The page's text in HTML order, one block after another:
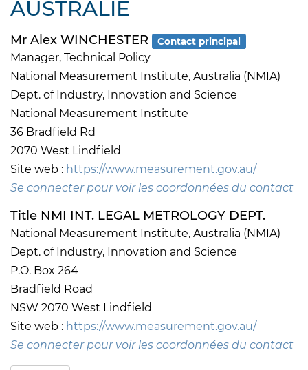
AUSTRALIE
Mr Alex WINCHESTER Contact principal
Manager, Technical Policy
National Measurement Institute, Australia (NMIA)
Dept. of Industry, Innovation and Science
National Measurement Institute
36 Bradfield Rd
2070 West Lindfield
Site web : https://www.measurement.gov.au/
Se connecter pour voir les coordonnées du contact
Title NMI INT. LEGAL METROLOGY DEPT.
National Measurement Institute, Australia (NMIA)
Dept. of Industry, Innovation and Science
P.O. Box 264
Bradfield Road
NSW 2070 West Lindfield
Site web : https://www.measurement.gov.au/
Se connecter pour voir les coordonnées du contact